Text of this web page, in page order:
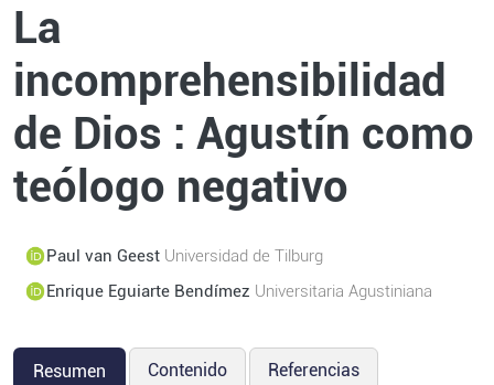
La
incomprehensibilidad
de Dios : Agustín como
teólogo negativo
Paul van Geest Universidad de Tilburg
Enrique Eguiarte Bendímez Universitaria Agustiniana
Resumen Contenido Referencias